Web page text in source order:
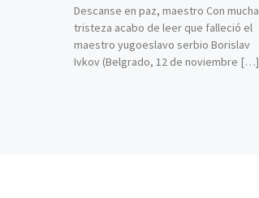
Descanse en paz, maestro Con mucha
tristeza acabo de leer que falleció el
maestro yugoeslavo serbio Borislav
Ivkov (Belgrado, 12 de noviembre […]